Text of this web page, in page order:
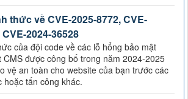
thức về CVE-2025-8772, CVE-
2024-36528
của đội code về các lỗ hổng bảo mật
CMS được công bố trong năm 2024-2025
vệ an toàn cho website của bạn trước các
hoặc tấn công khác.